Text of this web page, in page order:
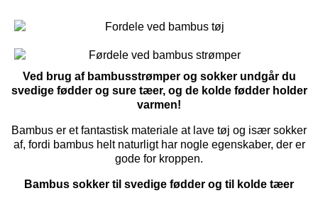
Ved brug af bambusstrømper og sokker undgår du
svedige fødder og sure tæer, og de kolde fødder holder
varmen!
Bambus er et fantastisk materiale at lave tøj og især sokker
af, fordi bambus helt naturligt har nogle egenskaber, der er
gode for kroppen.
Bambus sokker til svedige fødder og til kolde tæer